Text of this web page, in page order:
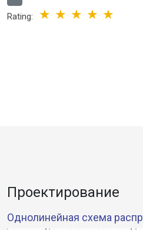
Rating:
Проектирование
Однолинейная схема